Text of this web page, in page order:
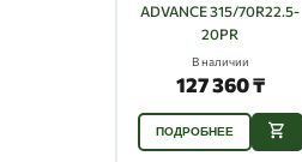
ADVANCE 315/70R22.5-
20PR
В наличии
127 360 ₸
ПОДРОБНЕЕ